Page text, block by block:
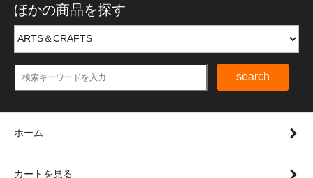
ほかの商品を探す
search
ホーム
カートを見る